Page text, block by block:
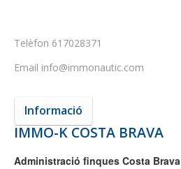
Telèfon 617028371
Email info@immonautic.com
Informació
IMMO-K COSTA BRAVA
Administració finques Costa Brava